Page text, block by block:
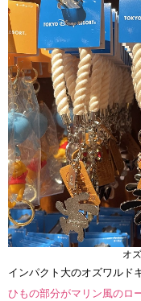
オ
インパクト大のオズワルド
ひもの部分がマリン風のロ